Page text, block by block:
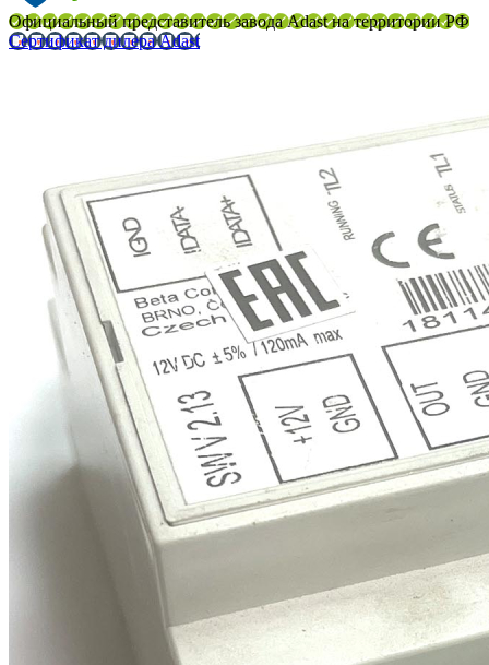
Официальный представитель завода Adast на территории РФ
Сертификат дилера Adast